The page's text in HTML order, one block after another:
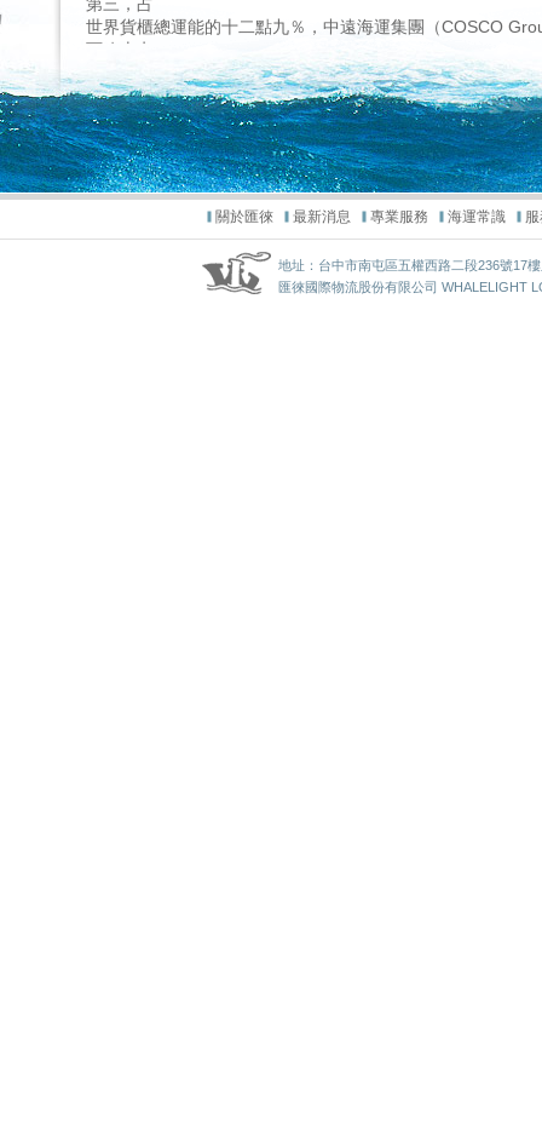
關於匯徠 最新消息 專業服務 海運常識
地址：台中市南屯區五權西路二段236號17
匯徠國際物流股份有限公司 WHALELIGHT